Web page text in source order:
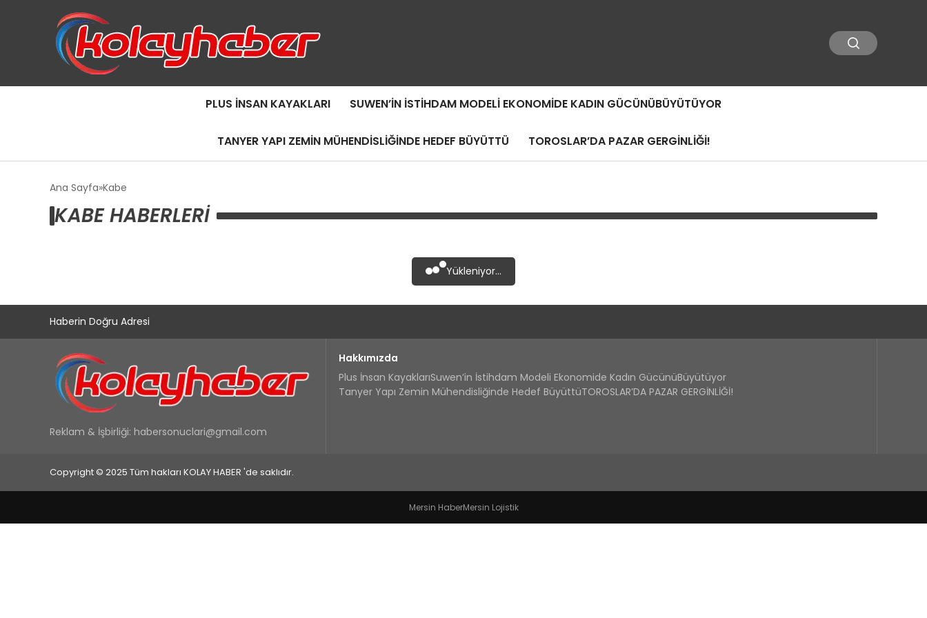
PLUS İNSAN KAYAKLARI SUWEN’IN İSTIHDAM MODELI EKONOMIDE KADIN GÜCÜNÜBÜYÜTÜYOR
TANYER YAPI ZEMIN MÜHENDISLIĞINDE HEDEF BÜYÜTTÜ TOROSLAR’DA PAZAR GERGİNLİĞİ!
Ana Sayfa Kabe
KABE HABERLERI
Yükleniyor...
Haberin Doğru Adresi
Reklam & İşbirliği: habersonuclari@gmail.com
Hakkımızda
Plus İnsan KayaklarıSuwen’in İstihdam Modeli Ekonomide Kadın GücünüBüyütüyor
Tanyer Yapı Zemin Mühendisliğinde Hedef BüyüttüTOROSLAR’DA PAZAR GERGİNLİĞİ!
Copyright © 2025 Tüm hakları KOLAY HABER 'de saklıdır.
Mersin HaberMersin Lojistik